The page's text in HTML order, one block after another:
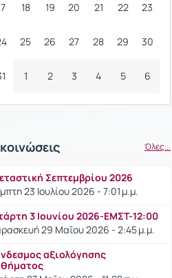
18 19 20 21 22 23
25 26 27 28 29 30
1 2 3 4 5 6
Όλες...
Σεπτεμβρίου 2026
23 Ιουλίου 2026 - 7:01 μ.μ.
3 Ιουνίου 2026-ΕΜΣΤ-12:00
29 Μαΐου 2026 - 2:45 μ.μ.
αξιολόγησης